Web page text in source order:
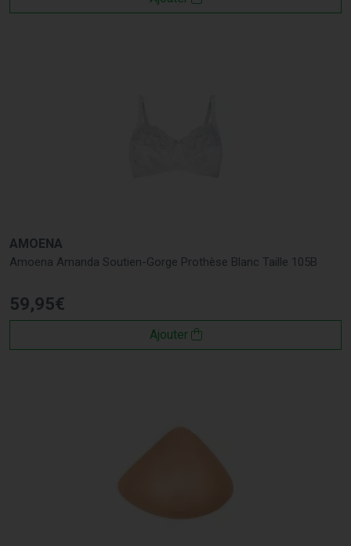
AMOENA
Amoena Amanda Soutien-Gorge Prothèse Blanc Taille 105B
59,95€
Ajouter